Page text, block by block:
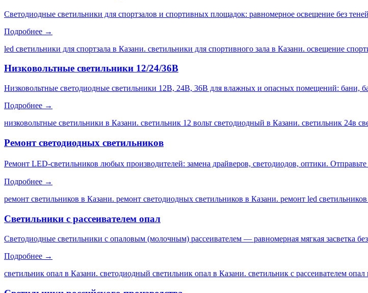
Светодиодные светильники для спортзалов и спортивных площадок: равномерное освещение без
Подробнее →
led светильники для спортзала в Казани. светильники для спортивного зала в Казани. освещение
Низковольтные светильники 12/24/36В
Низковольтные светодиодные светильники 12В, 24В, 36В для влажных и опасных помещений: бани,
Подробнее →
низковольтные светильники в Казани. светильник 12 вольт светодиодный в Казани. светильник
Ремонт светодиодных светильников
Ремонт LED-светильников любых производителей: замена драйверов, светодиодов, оптики.
Подробнее →
ремонт светильников в Казани. ремонт светодиодных светильников в Казани. ремонт led
Светильники с рассеивателем опал
Светодиодные светильники с опаловым (молочным) рассеивателем — равномерная мягкая засветка
Подробнее →
светильник опал в Казани. светодиодный светильник опал в Казани. светильник с рассеивателем